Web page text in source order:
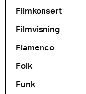
Filmkonsert
Filmvisning
Flamenco
Folk
Funk